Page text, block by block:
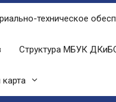
техническое
Структура МБУК